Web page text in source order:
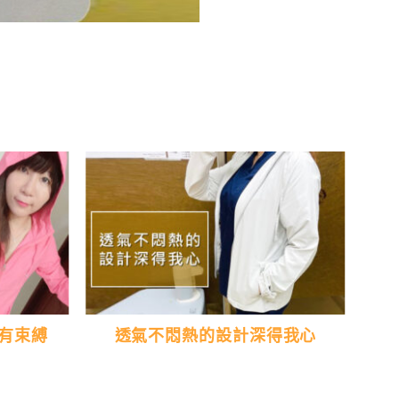
束縛
透氣不悶熱的設計深得我心